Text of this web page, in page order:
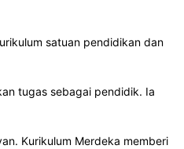
satuan pendidikan dan
tugas sebagai pendidik. Ia
Kurikulum Merdeka memberi